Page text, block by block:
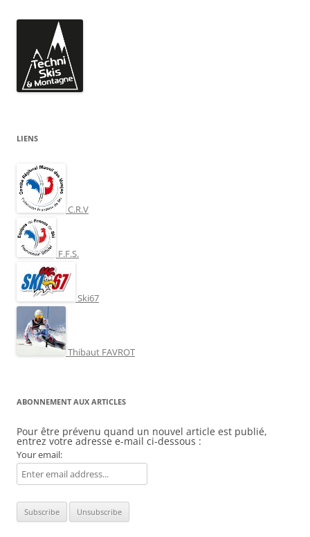
LIENS
C.R.V
F.F.S.
Ski67
Thibaut FAVROT
ABONNEMENT AUX ARTICLES
Pour être prévenu quand un nouvel article est publié,
entrez votre adresse e-mail ci-dessous :
Your email: